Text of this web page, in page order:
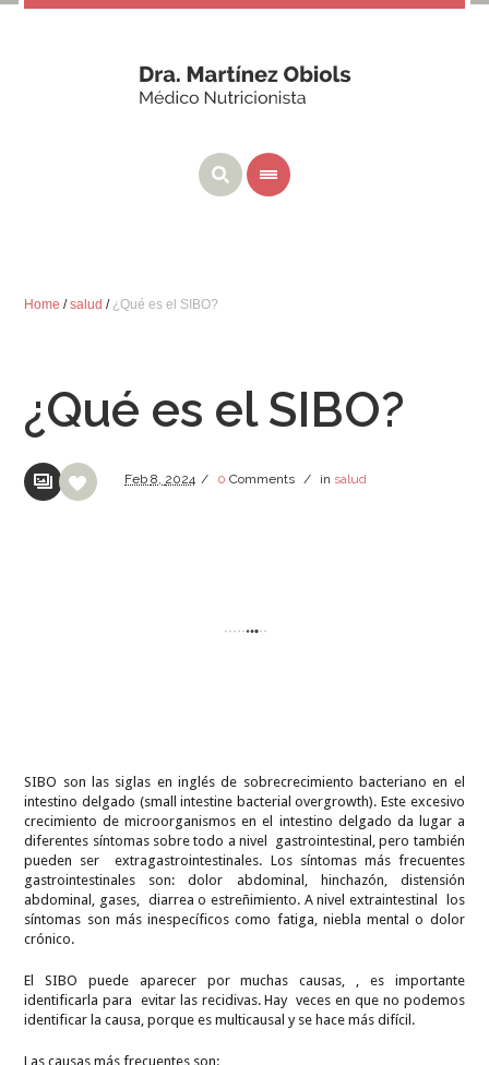
Home /salud / ¿Qué es el SIBO?
¿Qué es el SIBO?
Feb8, 2024 / 0 Comments / in salud
SIBO son las siglas en inglés de sobrecrecimiento bacteriano en el
intestino delgado (small intestine bacterial overgrowth). Este excesivo
crecimiento de microorganismos en el intestino delgado da lugar a
diferentes síntomas sobre todo a nivel gastrointestinal, pero también
pueden ser extragastrointestinales. Los síntomas más frecuentes
gastrointestinales son: dolor abdominal, hinchazón, distensión
abdominal, gases, diarrea o estreñimiento. A nivel extraintestinal los
síntomas son más inespecíficos como fatiga, niebla mental o dolor
crónico.
El SIBO puede aparecer por muchas causas, , es importante
identificarla para evitar las recidivas. Hay veces en que no podemos
identificar la causa, porque es multicausal y se hace más difícil.
Las causas más frecuentes son: